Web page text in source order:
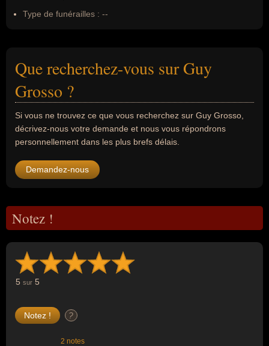
Type de funérailles : --
Que recherchez-vous sur Guy
Grosso ?
Si vous ne trouvez ce que vous recherchez sur Guy Grosso,
décrivez-nous votre demande et nous vous répondrons
personnellement dans les plus brefs délais.
Demandez-nous
Notez !
5 sur 5
?
2 notes